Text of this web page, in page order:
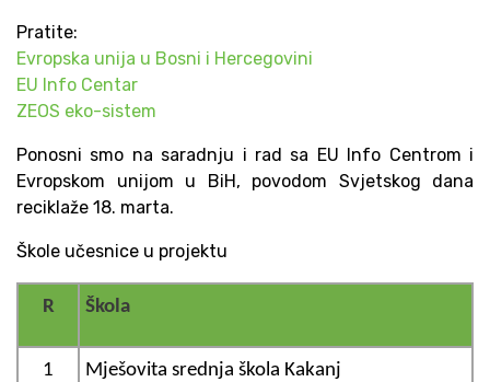
Pratite:
Evropska unija u Bosni i Hercegovini
EU Info Centar
ZEOS eko-sistem
Ponosni smo na saradnju i rad sa EU Info Centrom i
Evropskom unijom u BiH, povodom Svjetskog dana
reciklaže 18. marta.
Škole učesnice u projektu
R Škola
1 Mješovita srednja škola Kakanj